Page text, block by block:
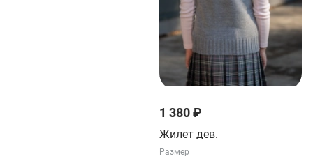
1 380 ₽
Жилет дев.
Размер